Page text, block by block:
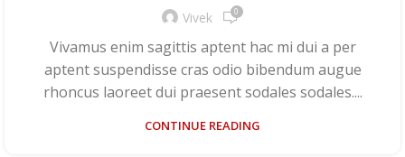
Vivek 0
Vivamus enim sagittis aptent hac mi dui a per
aptent suspendisse cras odio bibendum augue
rhoncus laoreet dui praesent sodales sodales....
CONTINUE READING